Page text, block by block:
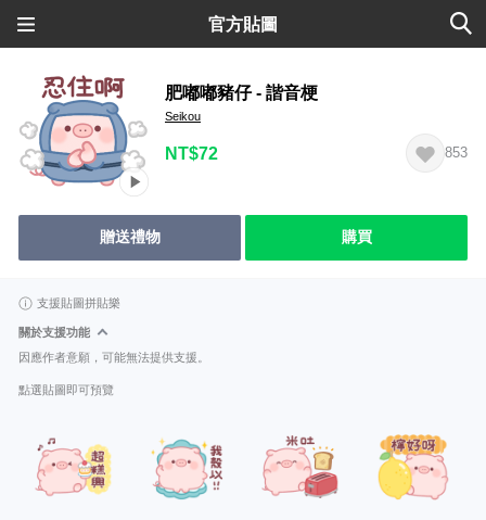
官方貼圖
肥嘟嘟豬仔 - 諧音梗
Seikou
NT$72 853
贈送禮物 購買
支援貼圖拼貼樂
關於支援功能
因應作者意願，可能無法提供支援。
點選貼圖即可預覽